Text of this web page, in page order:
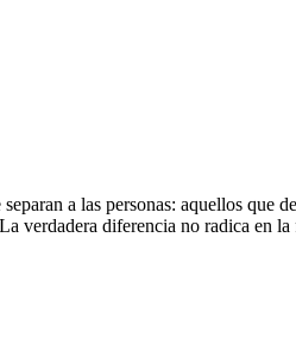
a las personas: aquellos que
verdadera diferencia no radica en